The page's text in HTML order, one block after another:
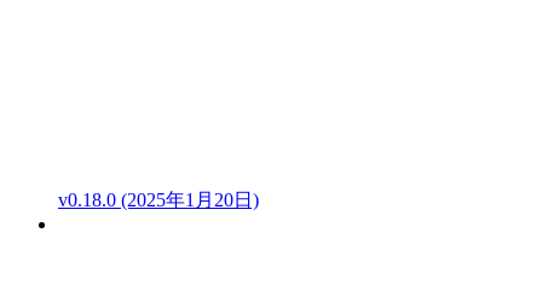
v0.18.0 (2025年1月20日)